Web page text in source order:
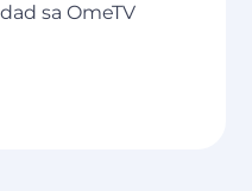
sa OmeTV